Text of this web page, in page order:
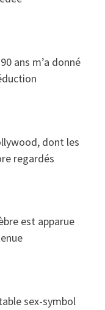
ans m’a donné
dont les
regardés
est apparue
sex-symbol